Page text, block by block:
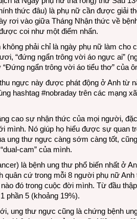
thức đâu) là phụ nữ cần được giải
rơi vào giữa Tháng Nhận thức về
coi như một điểm nhấn.
phải chỉ là ngày phụ nữ làm cho
“đứng ngẩn trông vời áo ngực ai”
“Đứng ngẩn trông vời áo tiểu thơ” của
ngực này được phát động ở Anh từ
hashtag #nobraday trên các mạng
cao sự nhận thức của mọi người,
mình. Nó giúp họ hiểu được sự quan
ung thư ngực càng sớm càng tốt,
cam” của mình.
là bệnh ung thư phổ biến nhất ở
quân cứ trong mỗi 8 người phụ nữ
đó trong cuộc đời mình. Từ đầu
phần 5 (khoảng 19%).
ung thư ngực cũng là chứng bệnh